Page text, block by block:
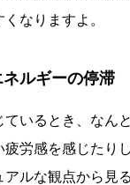
なりますよ。
ルギーの停滞
いるとき、なん
労感を感じたり
アルな観点から見